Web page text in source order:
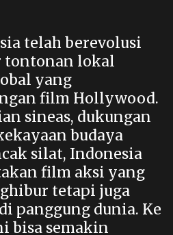
telah berevolusi
tontonan lokal
yang
film Hollywood.
sineas, dukungan
budaya
silat, Indonesia
film aksi yang
tetapi juga
panggung dunia. Ke
bisa semakin